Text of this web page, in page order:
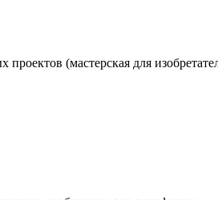
проектов (мастерская для